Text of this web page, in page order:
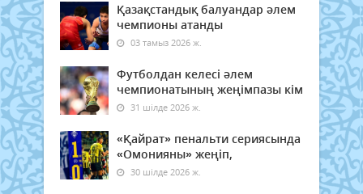
Қазақстандық балуандар әлем
чемпионы атанды
03 тамыз 2026 ж.
Футболдан келесі әлем
чемпионатының жеңімпазы кім
31 шілде 2026 ж.
«Қайрат» пенальти сериясында
«Омонияны» жеңіп,
30 шілде 2026 ж.